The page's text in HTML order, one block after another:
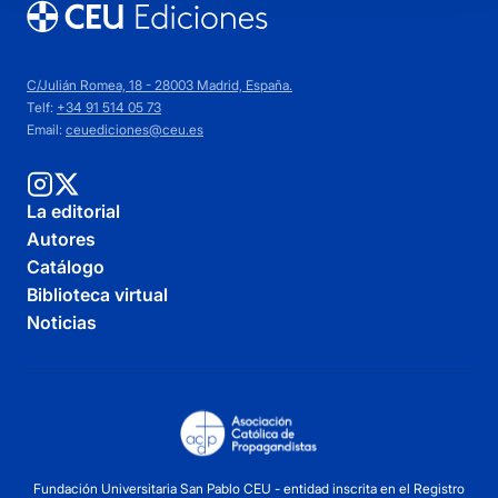
C/Julián Romea, 18 - 28003 Madrid, España.
Telf: +34 91 514 05 73
Email: ceuediciones@ceu.es
La editorial
Autores
Catálogo
Biblioteca virtual
Noticias
Fundación Universitaria San Pablo CEU - entidad inscrita en el Registro